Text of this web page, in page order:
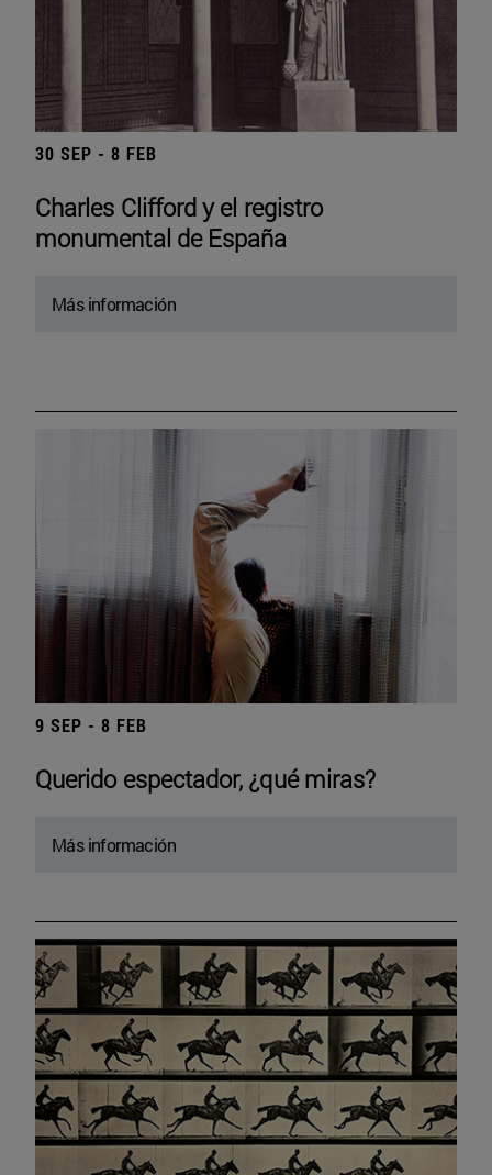
30 SEP - 8 FEB
Charles Clifford y el registro
monumental de España
Más información
9 SEP - 8 FEB
Querido espectador, ¿qué miras?
Más información